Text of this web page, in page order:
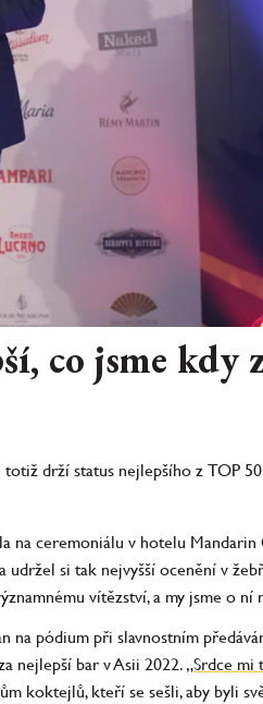
co jsme kdy
drží status nejlepšího z TOP
ceremoniálu v hotelu Mandarin
udržel si tak nejvyšší ocenění v
vítězství, a my jsme o ní
pódium při slavnostním
nejlepší bar v Asii 2022. „Srdce mi
koktejlů, kteří se sešli, aby byli